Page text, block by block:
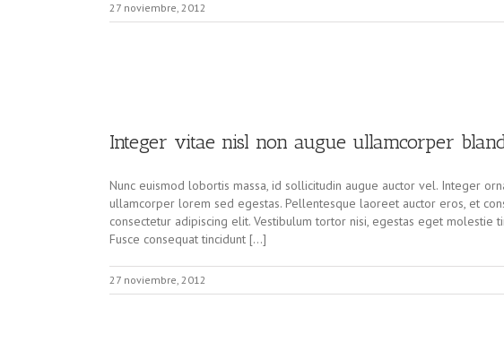
27 noviembre, 2012
Integer vitae nisl non augue ullamcorper
Nunc euismod lobortis massa, id sollicitudin augue auctor vel. Integer
ullamcorper lorem sed egestas. Pellentesque laoreet auctor eros, et
consectetur adipiscing elit. Vestibulum tortor nisi, egestas eget molestie
Fusce consequat tincidunt […]
27 noviembre, 2012